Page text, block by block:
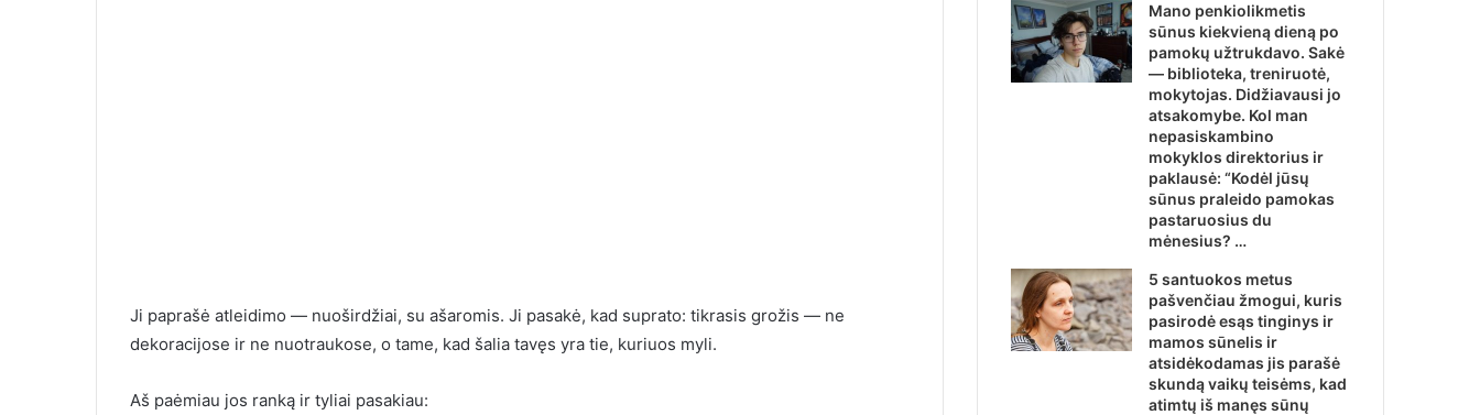
Ji paprašė atleidimo — nuoširdžiai, su ašaromis. Ji pasakė, kad suprato: tikrasis grožis — ne
dekoracijose ir ne nuotraukose, o tame, kad šalia tavęs yra tie, kuriuos myli.
Aš paėmiau jos ranką ir tyliai pasakiau:
Mano penkiolikmetis
sūnus kiekvieną dieną po
pamokų užtrukdavo. Sakė
— biblioteka, treniruotė,
mokytojas. Didžiavausi jo
atsakomybe. Kol man
nepasiskambino
mokyklos direktorius ir
paklausė: “Kodėl jūsų
sūnus praleido pamokas
pastaruosius du
mėnesius? …
5 santuokos metus
pašvenčiau žmogui, kuris
pasirodė esąs tinginys ir
mamos sūnelis ir
atsidėkodamas jis parašė
skundą vaikų teisėms, kad
atimtų iš manęs sūnų